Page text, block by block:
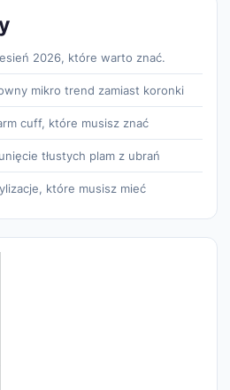
2026, które warto znać.
mikro trend zamiast koronki
cuff, które musisz znać
tłustych plam z ubrań
które musisz mieć